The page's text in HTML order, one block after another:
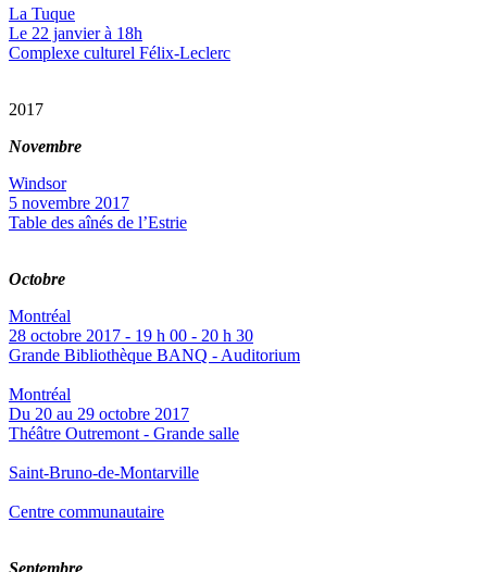
La Tuque
Le 22 janvier à 18h
Complexe culturel Félix-Leclerc
2017
Novembre
Windsor
5 novembre 2017
Table des aînés de l’Estrie
Octobre
Montréal
28 octobre 2017 - 19 h 00 - 20 h 30
Grande Bibliothèque BANQ - Auditorium
Montréal
Du 20 au 29 octobre 2017
Théâtre Outremont - Grande salle
Saint-Bruno-de-Montarville
Centre communautaire
Septembre